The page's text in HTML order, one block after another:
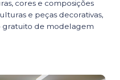
cores e composições
e peças decorativas,
gratuito de modelagem